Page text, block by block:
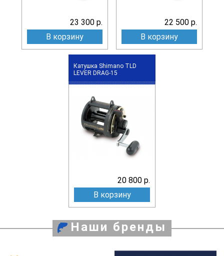
23 300 р.
В корзину
22 500 р.
В корзину
Катушка Shimano TLD
LEVER DRAG-15
20 800 р.
В корзину
Наши бренды